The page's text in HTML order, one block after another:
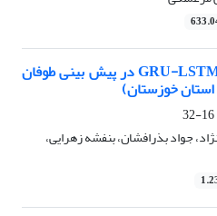
ارزیابی کارایی مدل هیبریدی GRU-LSTM در پیش بینی طوفان
استان خوزستان)
16-32
جواد بذرافشان، بنفشه زهرایی،